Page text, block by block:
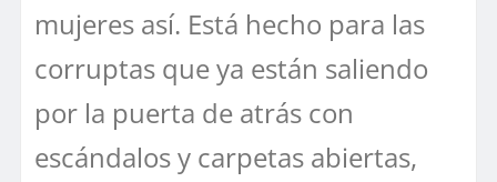
mujeres así. Está hecho para las
corruptas que ya están saliendo
por la puerta de atrás con
escándalos y carpetas abiertas,